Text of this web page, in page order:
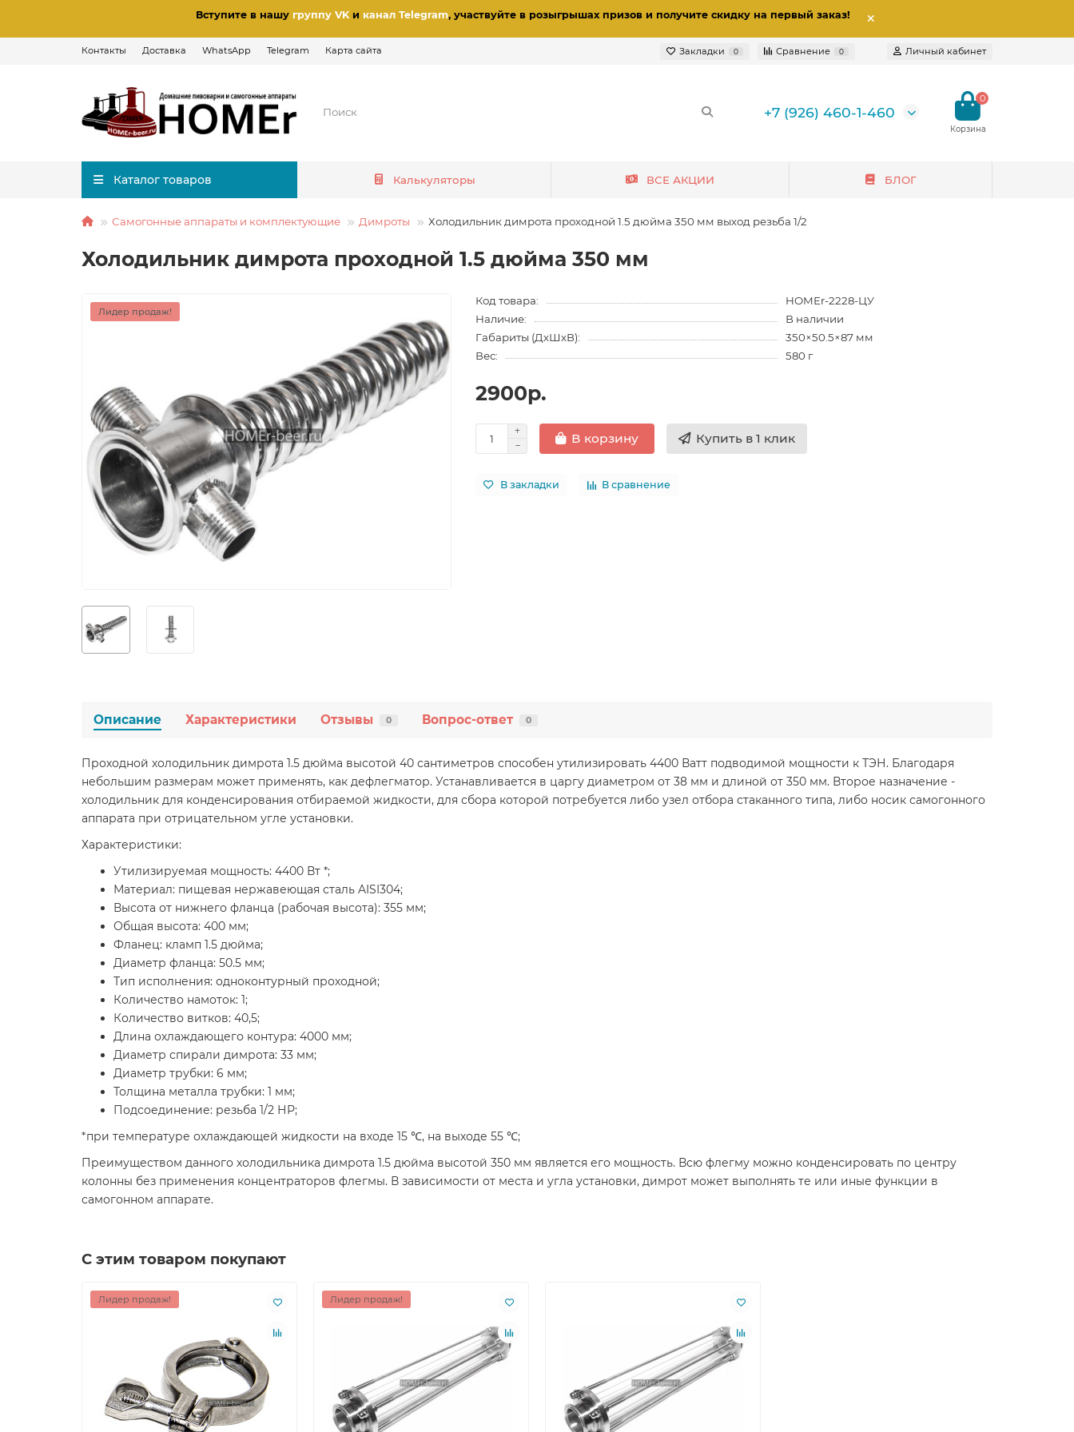
Вступите в нашу группу VKи канал Telegram, участвуйте в розыгрышах призов и получите скидку на первый заказ!
Контакты Доставка WhatsApp Telegram Карта сайта Закладки 0 Сравнение 0 Личный кабинет
+7 (926) 460-1-460
0
Каталог товаров Калькуляторы ВСЕ АКЦИИ БЛОГ
Самогонные аппараты и комплектующие Димроты Холодильник димрота проходной 1.5 дюйма 350 мм выход резьба 1/2
Холодильник димрота проходной 1.5 дюйма 350 мм
Лидер продаж!
Код товара:
HOMEr-2228-ЦУ
Наличие:
В наличии
Габариты (ДхШхВ):
350×50.5×87 мм
Вес:
580 г
2900р.
В корзину Купить в 1 клик
В закладки В сравнение
Описание Характеристики Отзывы 0 Вопрос-ответ 0
Проходной холодильник димрота 1.5 дюйма высотой 40 сантиметров способен утилизировать 4400 Ватт подводимой мощности к ТЭН. Благодаря
небольшим размерам может применять, как дефлегматор. Устанавливается в царгу диаметром от 38 мм и длиной от 350 мм. Второе назначение -
холодильник для конденсирования отбираемой жидкости, для сбора которой потребуется либо узел отбора стаканного типа, либо носик самогонного
аппарата при отрицательном угле установки.
Характеристики:
Утилизируемая мощность: 4400 Вт *;
Материал: пищевая нержавеющая сталь AISI304;
Высота от нижнего фланца (рабочая высота): 355 мм;
Общая высота: 400 мм;
Фланец: кламп 1.5 дюйма;
Диаметр фланца: 50.5 мм;
Тип исполнения: одноконтурный проходной;
Количество намоток: 1;
Количество витков: 40,5;
Длина охлаждающего контура: 4000 мм;
Диаметр спирали димрота: 33 мм;
Диаметр трубки: 6 мм;
Толщина металла трубки: 1 мм;
Подсоединение: резьба 1/2 НР;
*при температуре охлаждающей жидкости на входе 15 ℃, на выходе 55 ℃;
Преимуществом данного холодильника димрота 1.5 дюйма высотой 350 мм является его мощность. Всю флегму можно конденсировать по центру
колонны без применения концентраторов флегмы. В зависимости от места и угла установки, димрот может выполнять те или иные функции в
самогонном аппарате.
С этим товаром покупают
Лидер продаж! Лидер продаж!